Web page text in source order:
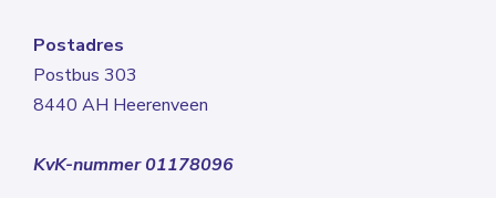
Postadres
Postbus 303
8440 AH Heerenveen
KvK-nummer 01178096